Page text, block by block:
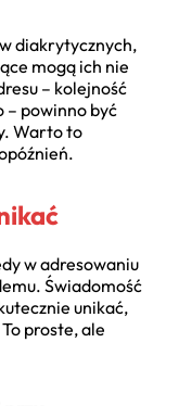
diakrytycznych,
mogą ich nie
– kolejność
– powinno być
Warto to
w adresowaniu
Świadomość
unikać,
proste, ale